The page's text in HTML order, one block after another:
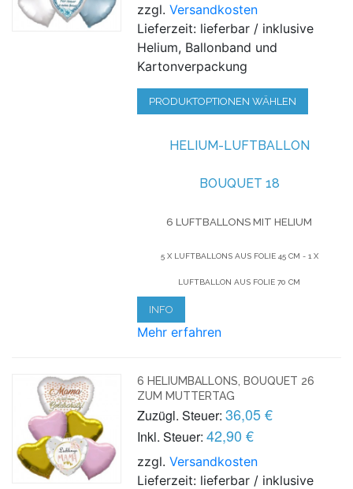
zzgl.Versandkosten
Lieferzeit: lieferbar / inklusive
Helium, Ballonband und
Kartonverpackung
PRODUKTOPTIONEN WÄHLEN
HELIUM-LUFTBALLON
BOUQUET 18
6 LUFTBALLONS MIT HELIUM
5 X LUFTBALLONS AUS FOLIE 45 CM - 1 X
LUFTBALLON AUS FOLIE 70 CM
INFO
Mehr erfahren
6 HELIUMBALLONS, BOUQUET 26
ZUM MUTTERTAG
Zuzügl. Steuer: 36,05 €
Inkl. Steuer: 42,90 €
zzgl.Versandkosten
Lieferzeit: lieferbar / inklusive